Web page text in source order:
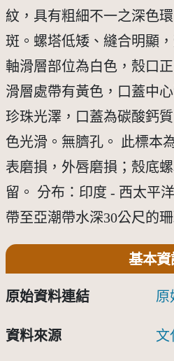
紋，具有粗細不一之深色
斑。螺塔低矮、縫合明顯
軸滑層部位為白色，殼口
滑層處帶有黃色，口蓋中
珍珠光澤，口蓋為碳酸鈣
色光滑。無臍孔。 此標本
表磨損，外唇磨損；殼底
留。 分布：印度 - 西太平
帶至亞潮帶水深30公尺的
基本資
原始資料連結 原
資料來源 文